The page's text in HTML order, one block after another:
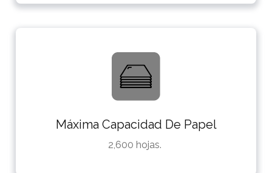
Máxima Capacidad De Papel
2,600 hojas.